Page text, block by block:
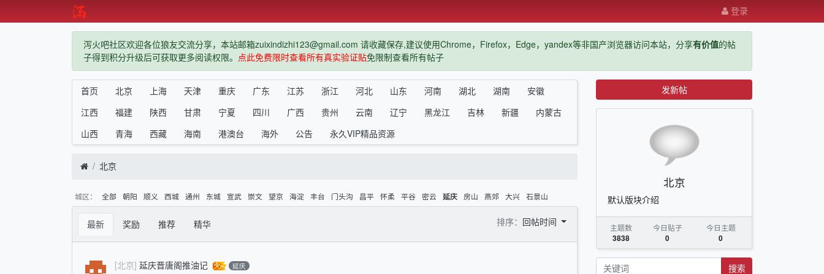
登录
泻火吧社区欢迎各位狼友交流分享，本站邮箱zuixindizhi123@gmail.com 请收藏保存,建议使用Chrome，Firefox，Edge，yandex等非国产浏览器访问本站，分享有价值的帖
子得到积分升级后可获取更多阅读权限。 点此免费限时查看所有真实验证贴免限制查看所有帖子
首页 北京 上海 天津 重庆 广东 江苏 浙江 河北 山东 河南 湖北 湖南
安徽
江西
福建 陕西 甘肃 宁夏 四川 广西 贵州 云南 辽宁 黑龙江 吉林 新疆
内蒙古
山西
青海 西藏 海南 港澳台 海外 公告 永久VIP精品资源
北京
城区： 全部 朝阳 顺义 西城 通州 东城 宣武 崇文 望京 海淀 丰台 门头沟 昌平 怀柔 平谷 密云 延庆 房山 燕郊 大兴 石景山
最新 奖励 推荐 精华 排序： 回帖时间
[北京] 延庆晋唐阁推油记 延庆
发新帖
北京
默认版块介绍
主题数
3838
今日贴子
0
今日主题
0
搜索